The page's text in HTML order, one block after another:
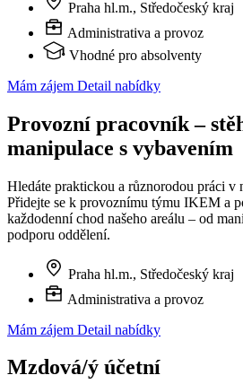
Praha hl.m., Středočeský kraj
Administrativa a provoz
Vhodné pro absolventy
Mám zájem Detail nabídky
Provozní pracovník –
manipulace s vybavením
Hledáte praktickou a různorodou práci v
Přidejte se k provoznímu týmu IKEM a
každodenní chod našeho areálu – od
podporu oddělení.
Praha hl.m., Středočeský kraj
Administrativa a provoz
Mám zájem Detail nabídky
Mzdová/ý účetní